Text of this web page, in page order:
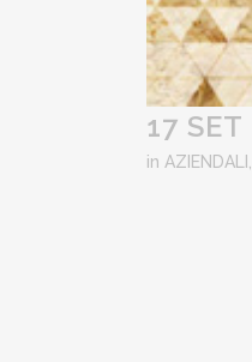
17 SET
in AZIENDALI ,